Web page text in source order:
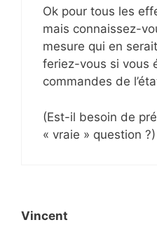
Ok pour tous les
mais connaissez-
mesure qui en
feriez-vous si vous
commandes de
(Est-il besoin de
« vraie » question ?)
Vincent